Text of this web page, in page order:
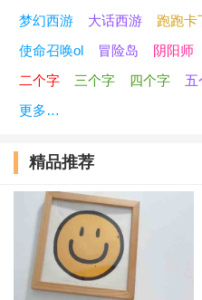
46、天赐香
47、西楼空怨烛花寒
48、手心的蔷薇
49、萌爷
50、偷走了心跳
51、玖芯海棠
梦幻西游
大话西游 跑跑卡
使命召唤ol
冒险岛 阴阳师
二个字
三个字 四个字 五
更多…
精品推荐